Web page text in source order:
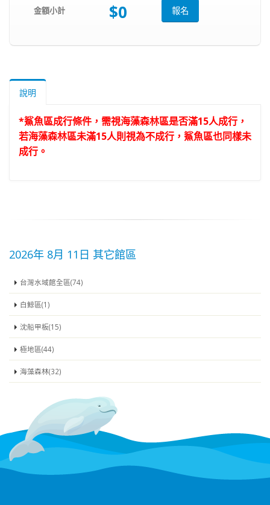
金額小計 $0 報名
說明
*鯊魚區成行條件，需視海藻森林區是否滿15人成行，
若海藻森林區未滿15人則視為不成行，鯊魚區也同樣未
成行。
2026年 8月 11日 其它館區
台灣水域館全區(74)
白鯨區(1)
沈船甲板(15)
極地區(44)
海藻森林(32)